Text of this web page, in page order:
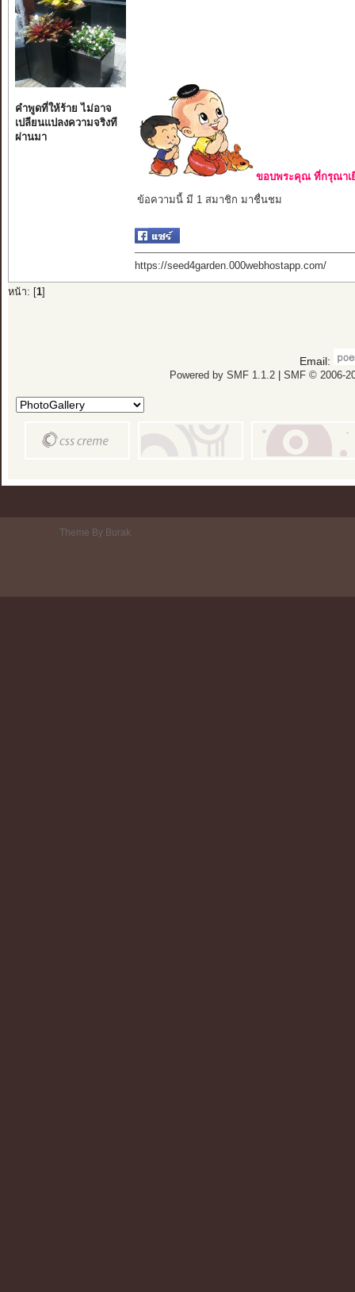
คำพูดที่ให้ร้าย ไม่อาจ
เปลียนแปลงความจริงที
ผ่านมา
ขอบพระคุณ ที่กรุณาเ
ข้อความนี้ มี 1 สมาชิก มาชื่นชม
https://seed4garden.000webhostapp.com/
หน้า: [ 1]
Email:
Powered by SMF 1.1.2| SMF © 2006-
Theme By Burak